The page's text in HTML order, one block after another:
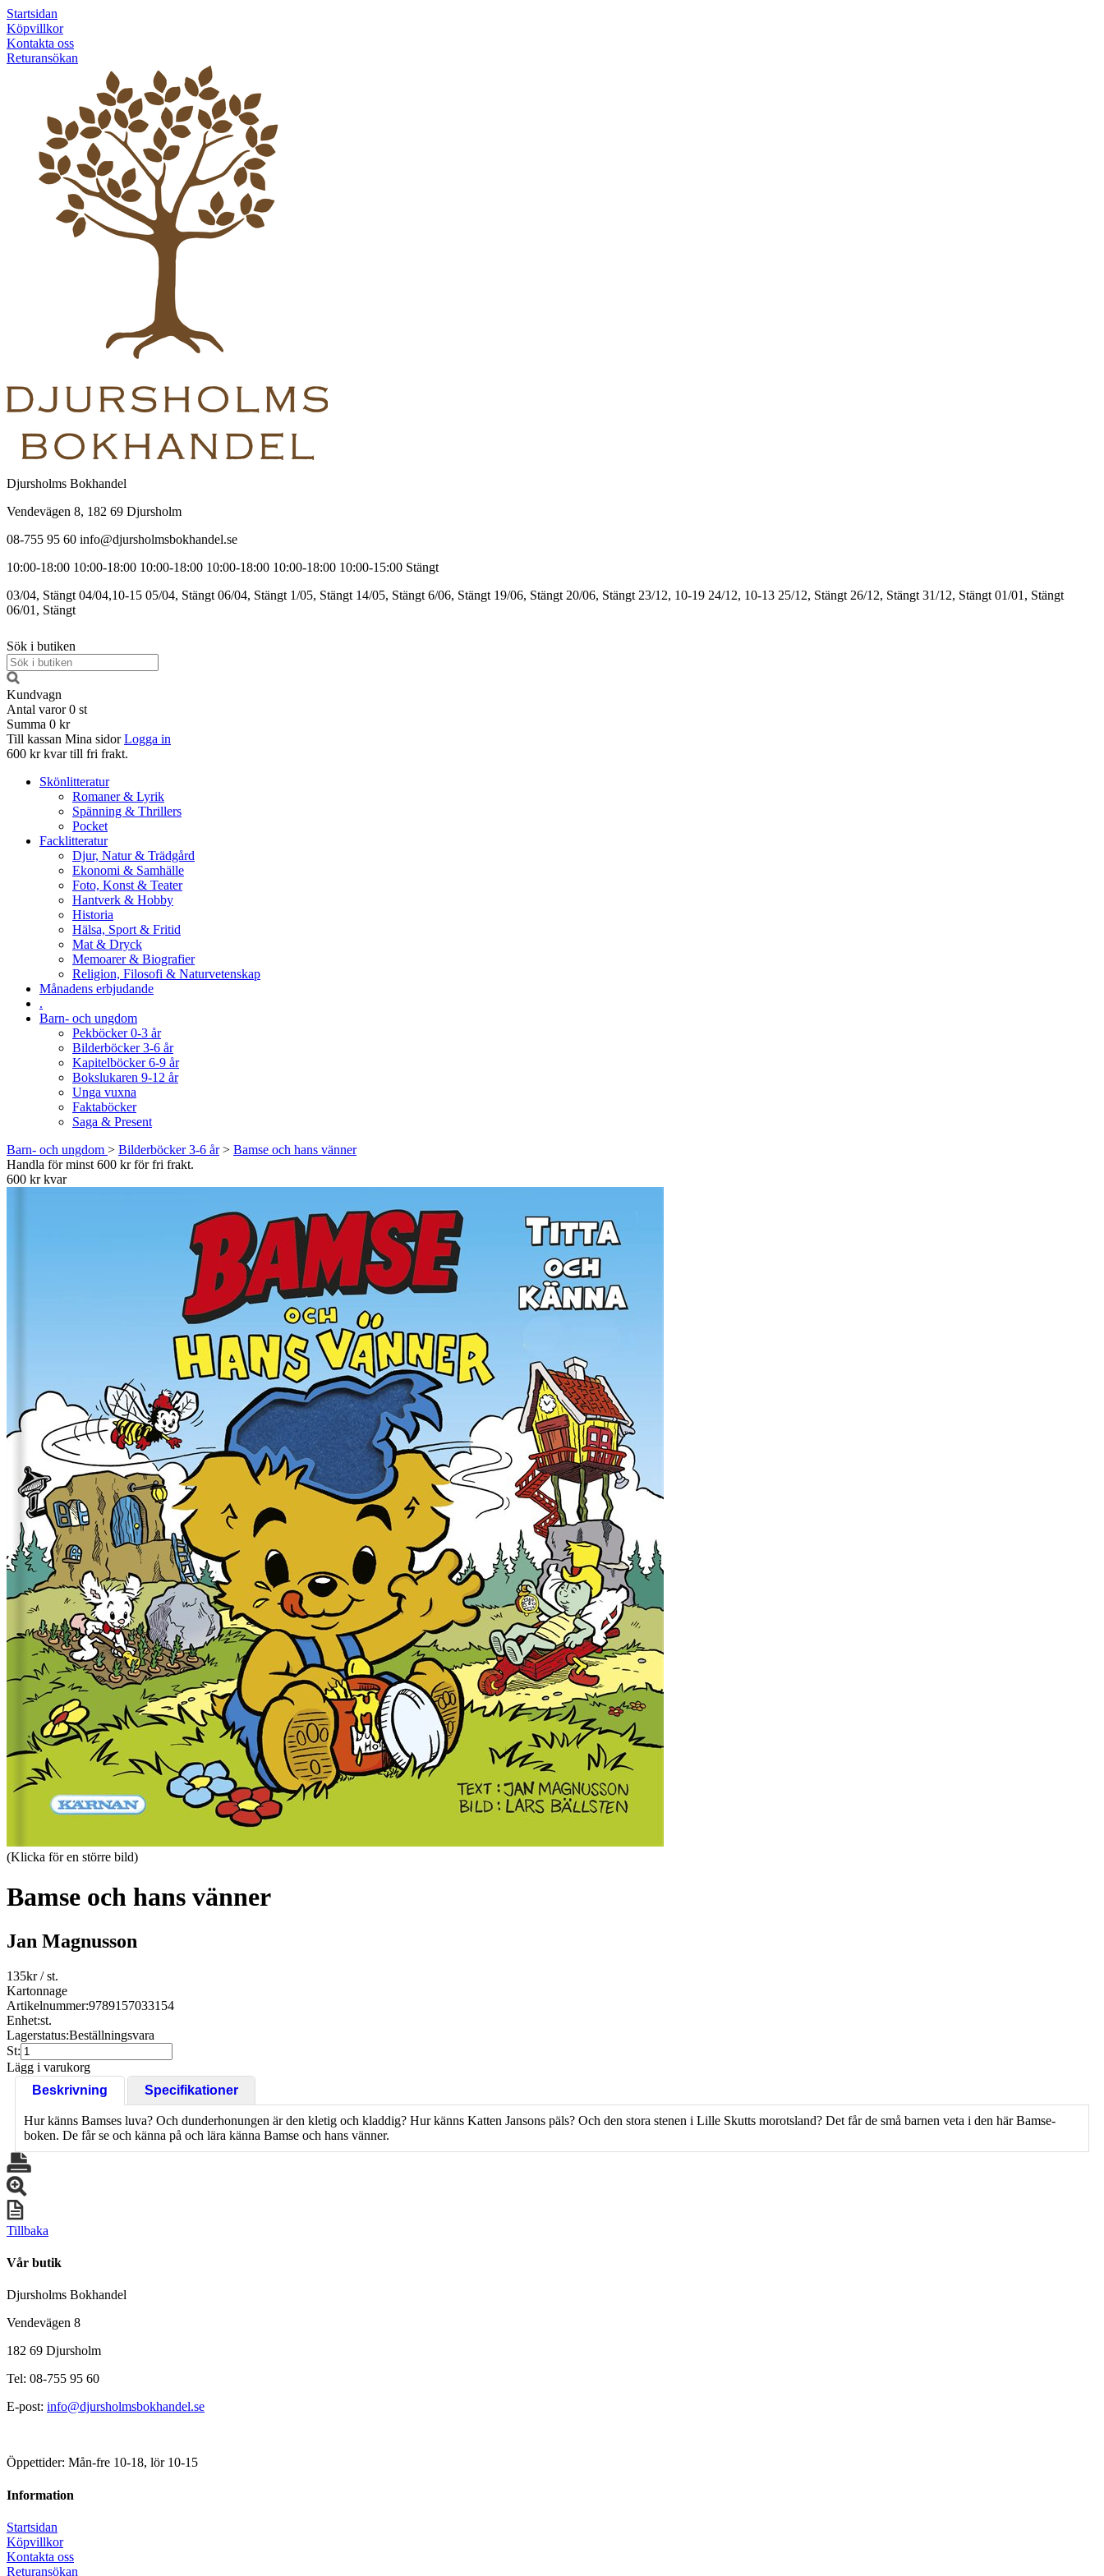
Startsidan
Köpvillkor
Kontakta oss
Returansökan
Djursholms Bokhandel
Vendevägen 8, 182 69 Djursholm
08-755 95 60 info@djursholmsbokhandel.se
10:00-18:00 10:00-18:00 10:00-18:00 10:00-18:00 10:00-18:00 10:00-15:00 Stängt
03/04, Stängt 04/04,10-15 05/04, Stängt 06/04, Stängt 1/05, Stängt 14/05, Stängt 6/06, Stängt 19/06, Stängt 20/06, Stängt 23/12, 10-19 24/12, 10-13 25/12, Stängt 26/12, Stängt 31/12, Stängt 01/01, Stängt
06/01, Stängt
Sök i butiken
Kundvagn
Antal varor 0 st
Summa 0 kr
Till kassan Mina sidor Logga in
600 kr kvar till fri frakt.
Skönlitteratur
Romaner & Lyrik
Spänning & Thrillers
Pocket
Facklitteratur
Djur, Natur & Trädgård
Ekonomi & Samhälle
Foto, Konst & Teater
Hantverk & Hobby
Historia
Hälsa, Sport & Fritid
Mat & Dryck
Memoarer & Biografier
Religion, Filosofi & Naturvetenskap
Månadens erbjudande
.
Barn- och ungdom
Pekböcker 0-3 år
Bilderböcker 3-6 år
Kapitelböcker 6-9 år
Bokslukaren 9-12 år
Unga vuxna
Faktaböcker
Saga & Present
Barn- och ungdom > Bilderböcker 3-6 år> Bamse och hans vänner
Handla för minst 600 kr för fri frakt.
600 kr kvar
(Klicka för en större bild)
Bamse och hans vänner
Jan Magnusson
135kr/ st.
Kartonnage
Artikelnummer:9789157033154
Enhet:st.
Lagerstatus:Beställningsvara
St:
Lägg i varukorg
Beskrivning
Specifikationer
Hur känns Bamses luva? Och dunderhonungen är den kletig och kladdig? Hur känns Katten Jansons päls? Och den stora stenen i Lille Skutts morotsland? Det får de små barnen veta i den här Bamse-
boken. De får se och känna på och lära känna Bamse och hans vänner.
Tillbaka
Vår butik
Djursholms Bokhandel
Vendevägen 8
182 69 Djursholm
Tel: 08-755 95 60
E-post: info@djursholmsbokhandel.se
Öppettider: Mån-fre 10-18, lör 10-15
Information
Startsidan
Köpvillkor
Kontakta oss
Returansökan